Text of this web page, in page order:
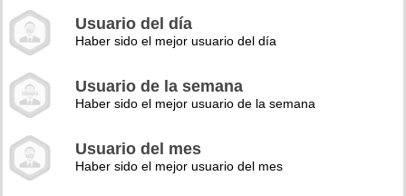
Usuario del día
Haber sido el mejor usuario del día
Usuario de la semana
Haber sido el mejor usuario de la semana
Usuario del mes
Haber sido el mejor usuario del mes